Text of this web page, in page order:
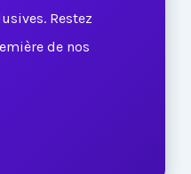
Restez
de nos